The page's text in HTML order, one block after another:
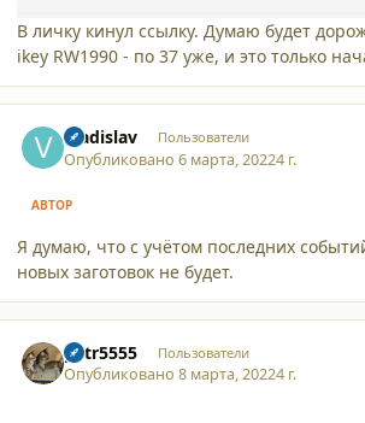
В личку кинул ссылку. Думаю будет
ikey RW1990 - по 37 уже, и это только
Vladislav Пользователи
Опубликовано6 марта, 20224 г.
АВТОР
Я думаю, что с учётом последних
новых заготовок не будет.
petr5555 Пользователи
Опубликовано8 марта, 20224 г.